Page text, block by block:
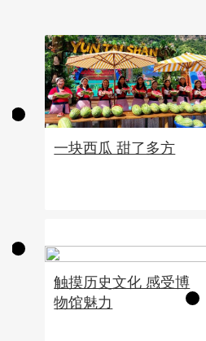
一块西瓜 甜了多方
触摸历史文化 感受博
物馆魅力